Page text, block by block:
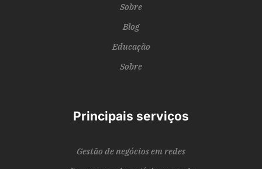
Sobre
Blog
Educação
Sobre
Principais serviços
Gestão de negócios em redes